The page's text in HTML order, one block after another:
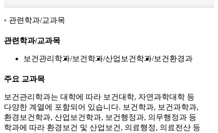
관련학과/교과목
관련학과/교과목
보건관리학과 보건학과 산업보건학과 보건환경과
주요 교과목
보건관리학과는 대학에 따라 보건대학, 자연과학대학 등
다양한 계열에 포함되어 있습니다. 보건학과, 보건과학과,
환경보건학과, 산업보건학과, 보건행정과, 의무행정과 등
학과에 따라 환경보건 및 산업보건, 의료행정, 의료전산 등